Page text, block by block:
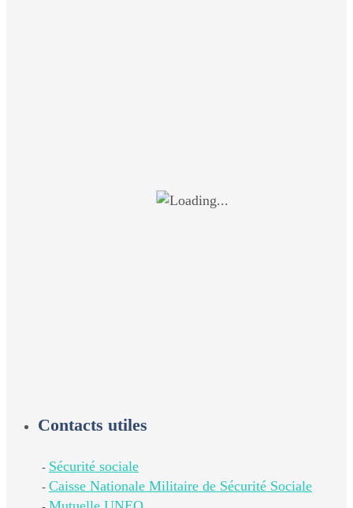
Contacts utiles
- Sécurité sociale
- Caisse Nationale Militaire de Sécurité Sociale